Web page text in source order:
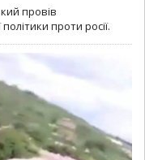
провів
проти росії.